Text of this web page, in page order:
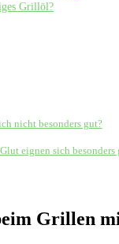
Grillöl?
nicht besonders gut?
eignen sich besonders
Grillen